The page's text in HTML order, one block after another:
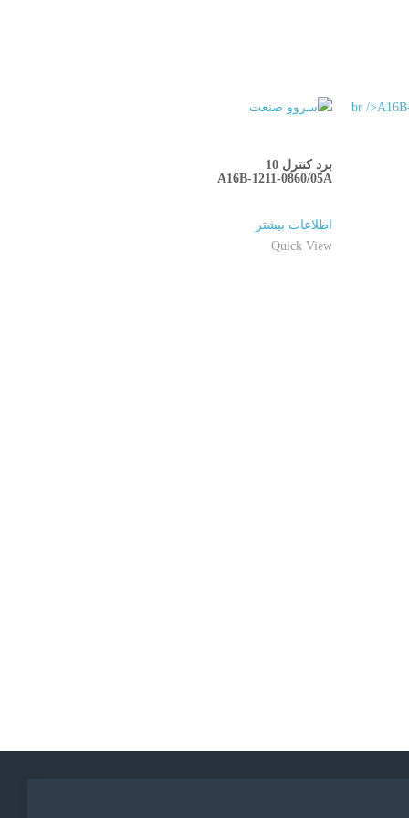
برد کنترل 10
A16B-1211-0860/05A
اطلاعات بیشتر
Quick View